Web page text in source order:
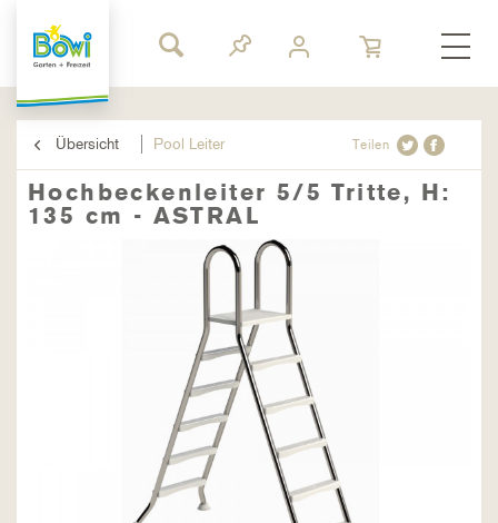
Übersicht Pool Leiter Teilen
Hochbeckenleiter 5/5 Tritte, H:
135 cm - ASTRAL